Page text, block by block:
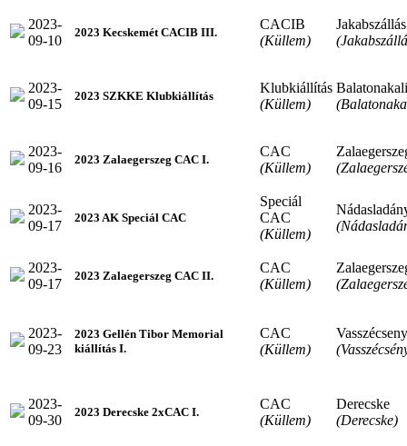
2023-
09-10
2023 Kecskemét CACIB III.
CACIB
(Küllem)
Jakabszállás
2023-
09-15
2023 SZKKE Klubkiállítás
Klubkiállítás
(Küllem)
Balatonakali
2023-
09-16
2023 Zalaegerszeg CAC I.
CAC
(Küllem)
2023-
09-17
2023 AK Speciál CAC
Speciál
CAC
(Küllem)
2023-
09-17
2023 Zalaegerszeg CAC II.
CAC
(Küllem)
2023-
09-23
2023 Gellén Tibor Memorial
kiállítás I.
CAC
(Küllem)
Vasszécseny
2023-
09-30
2023 Derecske 2xCAC I.
CAC
(Küllem)
Derecske
(Derecske)